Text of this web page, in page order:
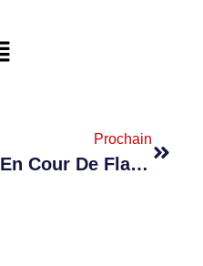
Prochain
En Cour De Flacq : Ally Royal Libéré Sous Caution